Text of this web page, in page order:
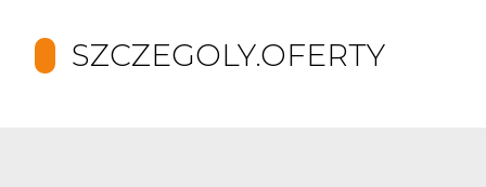
SZCZEGOLY.OFERTY